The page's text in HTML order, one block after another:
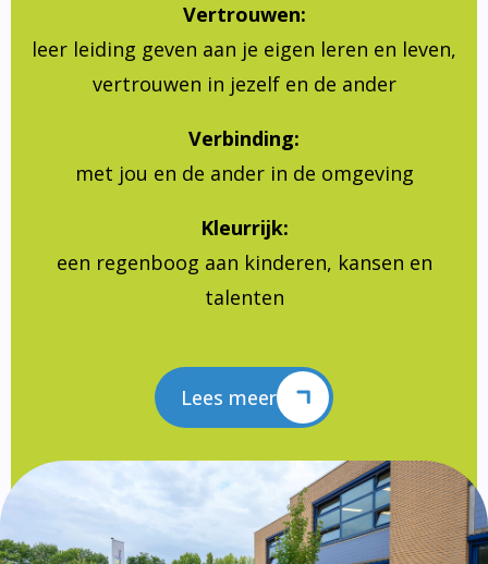
Vertrouwen:
leer leiding geven aan je eigen leren en leven,
vertrouwen in jezelf en de ander
Verbinding:
met jou en de ander in de omgeving
Kleurrijk:
een regenboog aan kinderen, kansen en
talenten
Lees meer